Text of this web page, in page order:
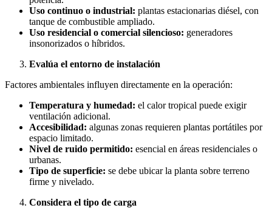
Uso continuo o industrial: plantas estacionarias diésel, con
tanque de combustible ampliado.
Uso residencial o comercial silencioso: generadores
insonorizados o híbridos.
Evalúa el entorno de instalación
Factores ambientales influyen directamente en la operación:
Temperatura y humedad: el calor tropical puede exigir
ventilación adicional.
Accesibilidad: algunas zonas requieren plantas portátiles por
espacio limitado.
Nivel de ruido permitido: esencial en áreas residenciales o
urbanas.
Tipo de superficie: se debe ubicar la planta sobre terreno
firme y nivelado.
Considera el tipo de carga